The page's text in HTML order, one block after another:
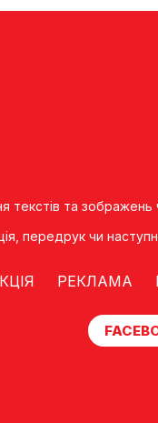
текстів та
передрук чи
РЕКЛАМА